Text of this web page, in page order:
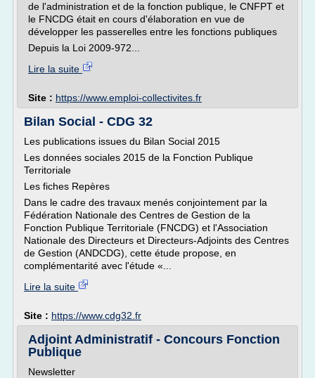
de l'administration et de la fonction publique, le CNFPT et
le FNCDG était en cours d'élaboration en vue de
développer les passerelles entre les fonctions publiques
Depuis la Loi 2009-972...
Lire la suite
Site : https://www.emploi-collectivites.fr
Bilan Social - CDG 32
Les publications issues du Bilan Social 2015
Les données sociales 2015 de la Fonction Publique
Territoriale
Les fiches Repères
Dans le cadre des travaux menés conjointement par la
Fédération Nationale des Centres de Gestion de la
Fonction Publique Territoriale (FNCDG) et l'Association
Nationale des Directeurs et Directeurs-Adjoints des Centres
de Gestion (ANDCDG), cette étude propose, en
complémentarité avec l'étude «...
Lire la suite
Site : https://www.cdg32.fr
Adjoint Administratif - Concours Fonction
Publique
Newsletter